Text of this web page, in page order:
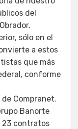
del
sólo en el
a estos
que más
conforme
Compranet.
Banorte
23 contratos